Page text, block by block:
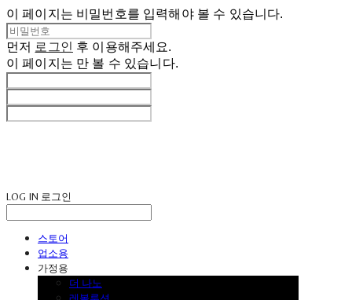
이 페이지는 비밀번호를 입력해야 볼 수 있습니다.
먼저 로그인 후 이용해주세요.
이 페이지는 만 볼 수 있습니다.
LOG IN 로그인
스토어
업소용
가정용
더 나노